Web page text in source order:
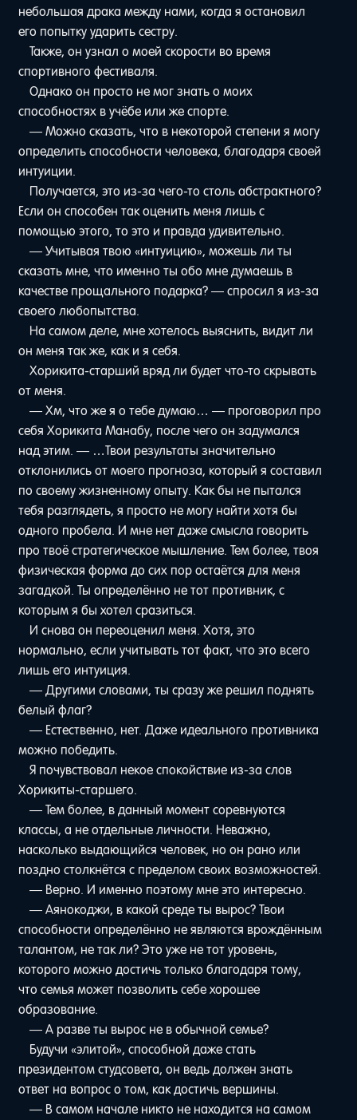
небольшая драка между нами, когда я остановил
его попытку ударить сестру.
Также, он узнал о моей скорости во время
спортивного фестиваля.
Однако он просто не мог знать о моих
способностях в учёбе или же спорте.
— Можно сказать, что в некоторой степени я могу
определить способности человека, благодаря своей
интуиции.
Получается, это из-за чего-то столь абстрактного?
Если он способен так оценить меня лишь с
помощью этого, то это и правда удивительно.
— Учитывая твою «интуицию», можешь ли ты
сказать мне, что именно ты обо мне думаешь в
качестве прощального подарка? — спросил я из-за
своего любопытства.
На самом деле, мне хотелось выяснить, видит ли
он меня так же, как и я себя.
Хорикита-старший вряд ли будет что-то скрывать
от меня.
— Хм, что же я о тебе думаю… — проговорил про
себя Хорикита Манабу, после чего он задумался
над этим. — …Твои результаты значительно
отклонились от моего прогноза, который я составил
по своему жизненному опыту. Как бы не пытался
тебя разглядеть, я просто не могу найти хотя бы
одного пробела. И мне нет даже смысла говорить
про твоё стратегическое мышление. Тем более, твоя
физическая форма до сих пор остаётся для меня
загадкой. Ты определённо не тот противник, с
которым я бы хотел сразиться.
И снова он переоценил меня. Хотя, это
нормально, если учитывать тот факт, что это всего
лишь его интуиция.
— Другими словами, ты сразу же решил поднять
белый флаг?
— Естественно, нет. Даже идеального противника
можно победить.
Я почувствовал некое спокойствие из-за слов
Хорикиты-старшего.
— Тем более, в данный момент соревнуются
классы, а не отдельные личности. Неважно,
насколько выдающийся человек, но он рано или
поздно столкнётся с пределом своих возможностей.
— Верно. И именно поэтому мне это интересно.
— Аянокоджи, в какой среде ты вырос? Твои
способности определённо не являются врождённым
талантом, не так ли? Это уже не тот уровень,
которого можно достичь только благодаря тому,
что семья может позволить себе хорошее
образование.
— А разве ты вырос не в обычной семье?
Будучи «элитой», способной даже стать
президентом студсовета, он ведь должен знать
ответ на вопрос о том, как достичь вершины.
— В самом начале никто не находится на самом